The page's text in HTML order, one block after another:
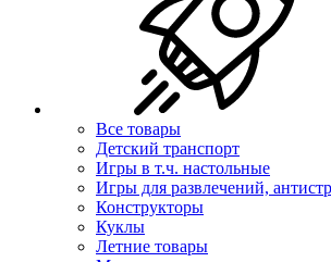
Все товары
Детский транспорт
Игры в т.ч. настольные
Игры для развлечений,
Конструкторы
Куклы
Летние товары